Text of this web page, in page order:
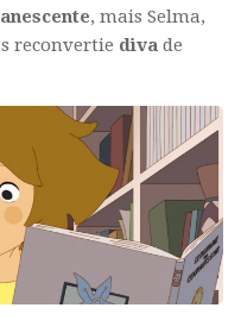
, mais Selma,
reconvertie diva de